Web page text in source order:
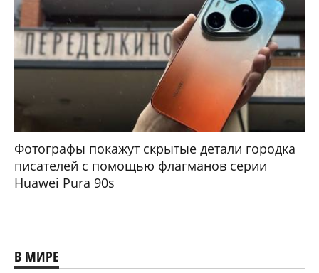
Фотографы покажут скрытые детали городка
писателей с помощью флагманов серии
Huawei Pura 90s
В МИРЕ